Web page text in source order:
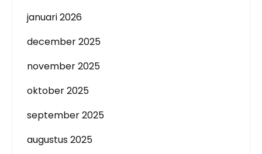
januari 2026
december 2025
november 2025
oktober 2025
september 2025
augustus 2025